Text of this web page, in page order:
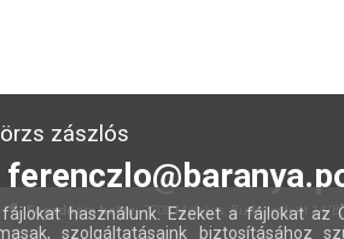
zászlós
Fogadóóra helye:7700 Mohács, Budapesti út 14/B
használunk. Ezeket a fájlokat az
szolgáltatásaink biztosításához